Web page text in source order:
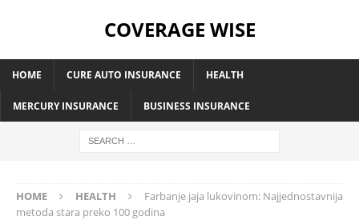
COVERAGE WISE
HOME CURE AUTO INSURANCE HEALTH
MERCURY INSURANCE BUSINESS INSURANCE
HOME HEALTH
Farbanje jaja lukovinom: Najjednostavnija
metoda stara preko 100 godina